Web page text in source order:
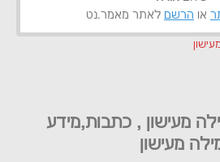
או הרשם לאתר מאמר.נט
מעישון , כתבות,מידע
מעישון